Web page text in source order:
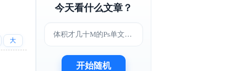
大
今天看什么文章？
体积才几十M的Ps单文件版
开始随机